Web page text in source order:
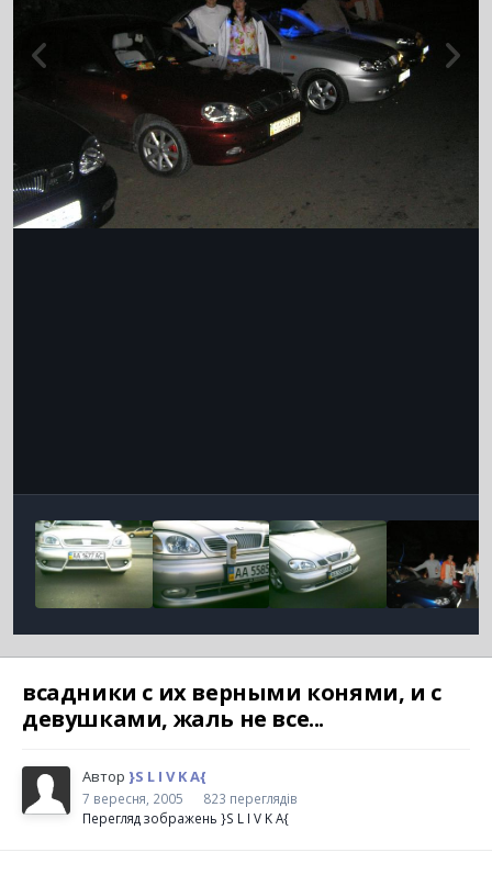
всадники с их верными конями, и с
девушками, жаль не все...
Автор }S L I V K A{
7 вересня, 2005
823 переглядів
Перегляд зображень }S L I V K A{